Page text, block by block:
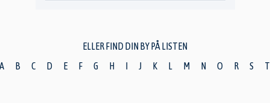
ELLER FIND DIN BY PÅ LISTEN
A B C D E F G H I J K L M N O R S T